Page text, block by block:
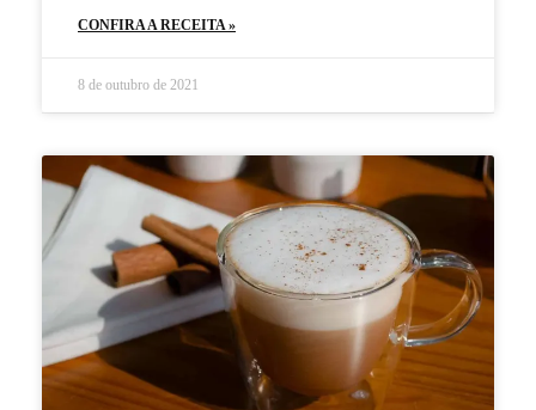
CONFIRA A RECEITA »
8 de outubro de 2021